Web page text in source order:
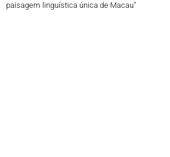
paisagem linguística única de Macau"